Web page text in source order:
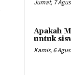
Jumat, 7
Apakah
untuk
Kamis, 6